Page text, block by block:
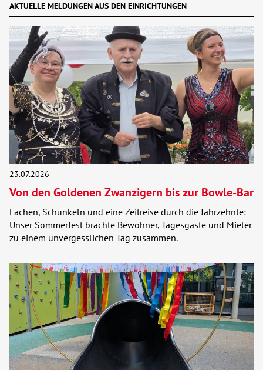
Glossar
Suche
Kontakt
AWO BB Süd
AKTUELLE MELDUNGEN AUS DEN EINRICHTUNGEN
23.07.2026
Von den Goldenen Zwanzigern bis zur Bowle-Bar
Lachen, Schunkeln und eine Zeitreise durch die Jahrzehnte:
Unser Sommerfest brachte Bewohner, Tagesgäste und Mieter
zu einem unvergesslichen Tag zusammen.